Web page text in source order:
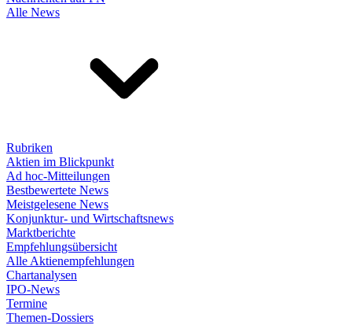
Alle News
Rubriken
Aktien im Blickpunkt
Ad hoc-Mitteilungen
Bestbewertete News
Meistgelesene News
Konjunktur- und Wirtschaftsnews
Marktberichte
Empfehlungsübersicht
Alle Aktienempfehlungen
Chartanalysen
IPO-News
Termine
Themen-Dossiers